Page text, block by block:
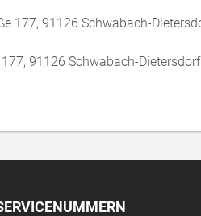
91126 Schwabach-Dietersdorf